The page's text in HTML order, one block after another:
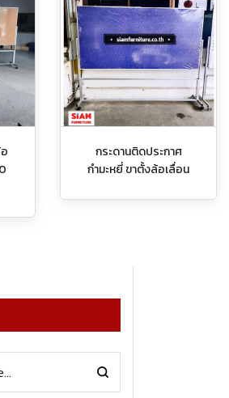
กระดานติดประกาศ
กำมะหยี่ ขาตั้งล้อเลื่อน